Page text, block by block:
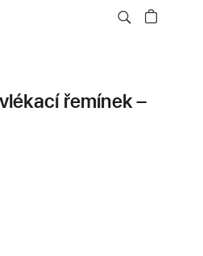
řemínek –